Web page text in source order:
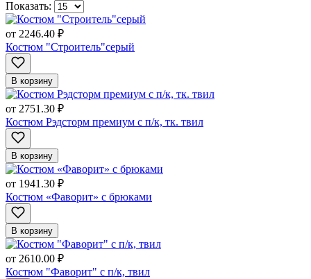
Показать:
от 2246.40 ₽
Костюм "Строитель"серый
В корзину
от 2751.30 ₽
Костюм Рэдсторм премиум с п/к, тк. твил
В корзину
от 1941.30 ₽
Костюм «Фаворит» с брюками
В корзину
от 2610.00 ₽
Костюм "Фаворит" с п/к, твил